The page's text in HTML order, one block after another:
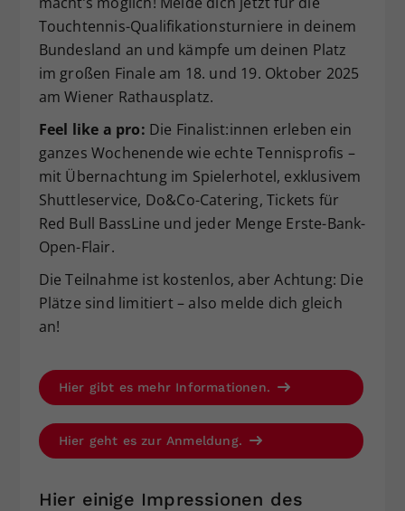
Touchtennis-Qualifikationsturniere in deinem
Bundesland an und kämpfe um deinen Platz
im großen Finale am 18. und 19. Oktober 2025
am Wiener Rathausplatz.
Feel like a pro: Die Finalist:innen erleben ein
ganzes Wochenende wie echte Tennisprofis –
mit Übernachtung im Spielerhotel, exklusivem
Shuttleservice, Do&Co-Catering, Tickets für
Red Bull BassLine und jeder Menge Erste-Bank-
Open-Flair.
Die Teilnahme ist kostenlos, aber Achtung: Die
Plätze sind limitiert – also melde dich gleich
an!
Hier gibt es mehr Informationen.
Hier geht es zur Anmeldung.
Hier einige Impressionen des
Zweck
Dieser Wert speichert Ihre Consent-
Einstellungen. Unter anderem eine
zufällig generierte ID, für die
historische Speicherung Ihrer
vorgenommen Einstellungen, falls der
Webseiten-Betreiber dies eingestellt